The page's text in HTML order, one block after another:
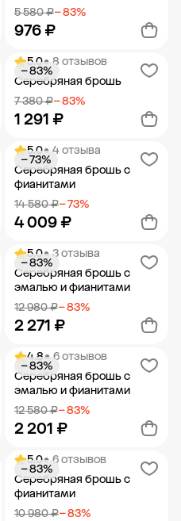
5 580 ₽− 83%
976 ₽
Добавить в корзину
5.0• 8 отзывов
Серебряная брошь
7 380 ₽− 83%
1 291 ₽
− 83%
Добавить в корзину
5.0• 4 отзыва
Серебряная брошь с
фианитами
14 580 ₽− 73%
4 009 ₽
− 73%
Добавить в корзину
5.0• 3 отзыва
Серебряная брошь с
эмалью и фианитами
12 980 ₽− 83%
2 271 ₽
− 83%
Добавить в корзину
4.8• 6 отзывов
Серебряная брошь с
эмалью и фианитами
12 580 ₽− 83%
2 201 ₽
− 83%
Добавить в корзину
5.0• 6 отзывов
Серебряная брошь с
фианитами
10 980 ₽− 83%
− 83%